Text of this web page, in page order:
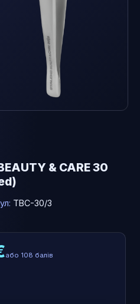
& CARE 30
TBC-30/3
або 108 балів